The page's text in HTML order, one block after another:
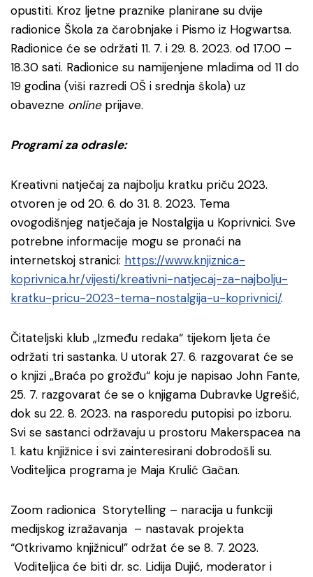
opustiti. Kroz ljetne praznike planirane su dvije
radionice Škola za čarobnjake i Pismo iz Hogwartsa.
Radionice će se održati 11. 7. i 29. 8. 2023. od 17.00 –
18.30 sati. Radionice su namijenjene mladima od 11 do
19 godina (viši razredi OŠ i srednja škola) uz
obavezne onlineprijave.
Programi za odrasle:
Kreativni natječaj za najbolju kratku priču 2023.
otvoren je od 20. 6. do 31. 8. 2023. Tema
ovogodišnjeg natječaja je Nostalgija u Koprivnici. Sve
potrebne informacije mogu se pronaći na
internetskoj stranici: https://www.knjiznica-
koprivnica.hr/vijesti/kreativni-natjecaj-za-najbolju-
kratku-pricu-2023-tema-nostalgija-u-koprivnici/.
Čitateljski klub „Između redaka“ tijekom ljeta će
održati tri sastanka. U utorak 27. 6. razgovarat će se
o knjizi „Braća po grožđu“ koju je napisao John Fante,
25. 7. razgovarat će se o knjigama Dubravke Ugrešić,
dok su 22. 8. 2023. na rasporedu putopisi po izboru.
Svi se sastanci održavaju u prostoru Makerspacea na
1. katu knjižnice i svi zainteresirani dobrodošli su.
Voditeljica programa je Maja Krulić Gačan.
Zoom radionica Storytelling – naracija u funkciji
medijskog izražavanja – nastavak projekta
“Otkrivamo knjižnicu!” održat će se 8. 7. 2023.
Voditeljica će biti dr. sc. Lidija Dujić, moderator i